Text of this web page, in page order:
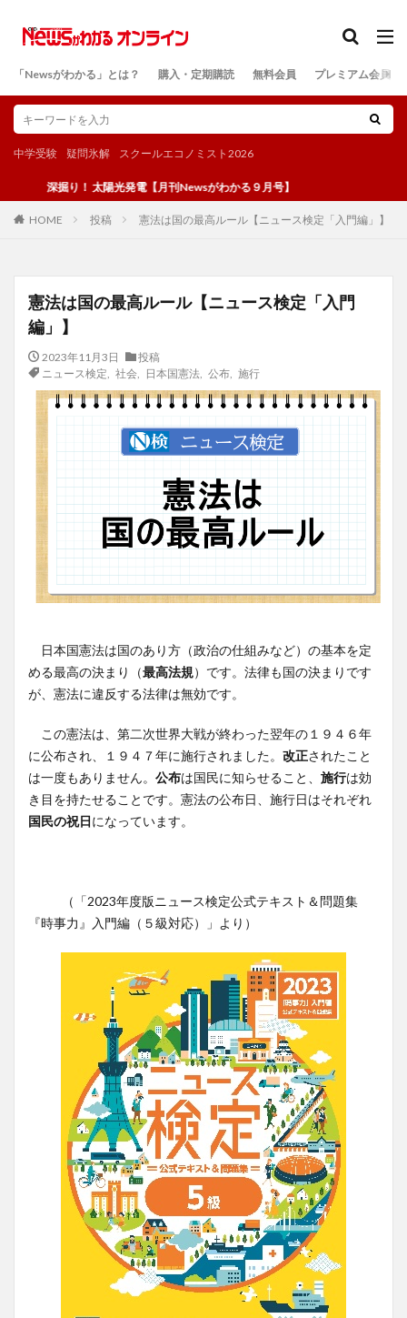
「Newsがわかる」とは？ 購入・定期購読 無料会員 プレミアム会員
中学受験 疑問氷解 スクールエコノミスト2026
深掘り！ 太陽光発電【月刊Newsがわかる９月号】
HOME 投稿 憲法は国の最高ルール【ニュース検定「入門編」】
憲法は国の最高ルール【ニュース検定「入門
編」】
2023年11月3日
投稿
ニュース検定
社会, 日本国憲法, 公布, 施行
日本国憲法は国のあり方（政治の仕組みなど）の基本を定
める最高の決まり（最高法規）です。法律も国の決まりです
が、憲法に違反する法律は無効です。
この憲法は、第二次世界大戦が終わった翌年の１９４６年
に公布され、１９４７年に施行されました。 改正されたこと
は一度もありません。 公布は国民に知らせること、 施行は効
き目を持たせることです。憲法の公布日、施行日はそれぞれ
国民の祝日になっています。
（「2023年度版ニュース検定公式テキスト＆問題集
『時事力』入門編（５級対応）」より）
検索